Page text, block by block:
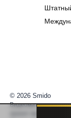
© 2026 Smido
Видеоматериалы